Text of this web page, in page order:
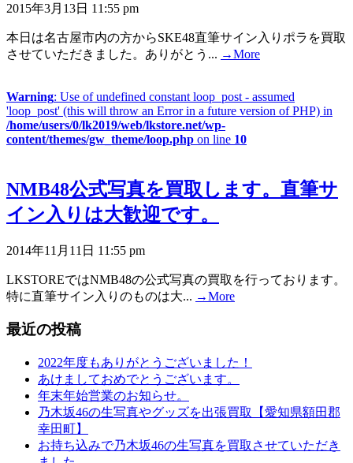
2015年3月13日 11:55 pm
本日は名古屋市内の方からSKE48直筆サイン入りポラを買取
させていただきました。ありがとう... →More
Warning: Use of undefined constant loop_post - assumed
'loop_post' (this will throw an Error in a future version of PHP) in
/home/users/0/lk2019/web/lkstore.net/wp-
content/themes/gw_theme/loop.php on line 10
NMB48公式写真を買取します。直筆サ
イン入りは大歓迎です。
2014年11月11日 11:55 pm
LKSTOREではNMB48の公式写真の買取を行っております。
特に直筆サイン入りのものは大... →More
最近の投稿
2022年度もありがとうございました！
あけましておめでとうございます。
年末年始営業のお知らせ。
乃木坂46の生写真やグッズを出張買取【愛知県額田郡
幸田町】
お持ち込みで乃木坂46の生写真を買取させていただき